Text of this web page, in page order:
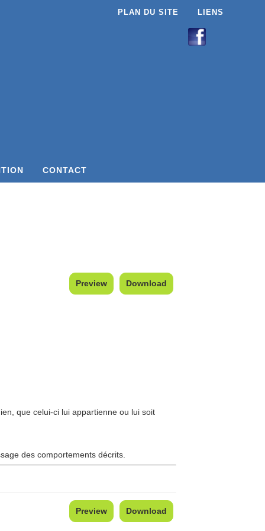
PLAN DU SITE LIENS
CONTACT
Download
Preview
que celui-ci lui appartienne ou lui soit
des comportements décrits.
Download
Preview